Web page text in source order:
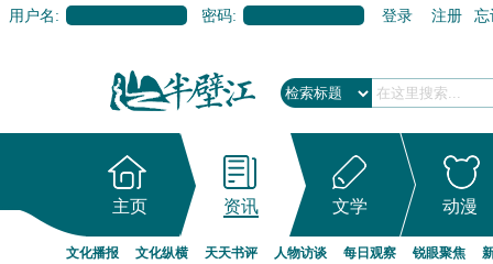
用户名: 密码: 登录 注册 忘
主页 资讯 文学 动漫
文化播报 文化纵横 天天书评 人物访谈 每日观察 锐眼聚焦